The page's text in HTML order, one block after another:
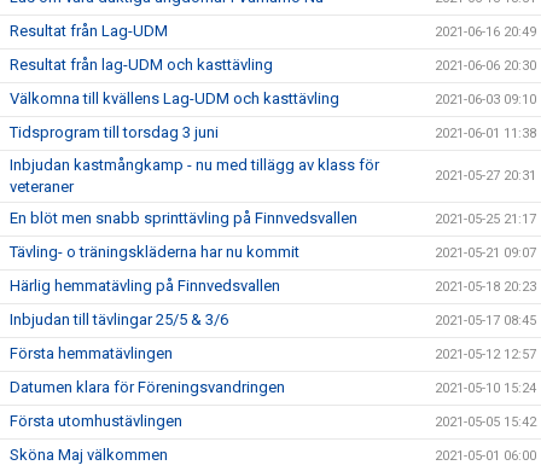
Resultat från Lag-UDM 2021-06-16 20:49
Resultat från lag-UDM och kasttävling 2021-06-06 20:30
Välkomna till kvällens Lag-UDM och kasttävling 2021-06-03 09:10
Tidsprogram till torsdag 3 juni 2021-06-01 11:38
Inbjudan kastmångkamp - nu med tillägg av klass för
veteraner
2021-05-27 20:31
En blöt men snabb sprinttävling på Finnvedsvallen 2021-05-25 21:17
Tävling- o träningskläderna har nu kommit 2021-05-21 09:07
Härlig hemmatävling på Finnvedsvallen 2021-05-18 20:23
Inbjudan till tävlingar 25/5 & 3/6 2021-05-17 08:45
Första hemmatävlingen 2021-05-12 12:57
Datumen klara för Föreningsvandringen 2021-05-10 15:24
Första utomhustävlingen 2021-05-05 15:42
Sköna Maj välkommen 2021-05-01 06:00